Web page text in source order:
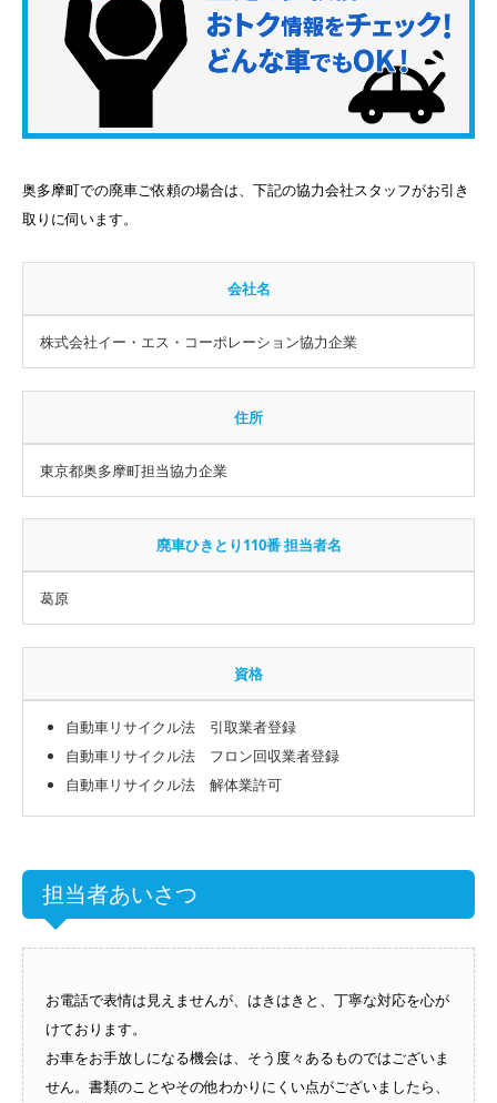
奥多摩町での廃車ご依頼の場合は、下記の協力会社スタッフがお引き
取りに伺います。
会社名
株式会社イー・エス・コーポレーション協力企業
住所
東京都奥多摩町担当協力企業
廃車ひきとり110番 担当者名
葛原
資格
自動車リサイクル法 引取業者登録
自動車リサイクル法 フロン回収業者登録
自動車リサイクル法 解体業許可
担当者あいさつ
お電話で表情は見えませんが、はきはきと、丁寧な対応を心が
けております。
お車をお手放しになる機会は、そう度々あるものではございま
せん。書類のことやその他わかりにくい点がございましたら、